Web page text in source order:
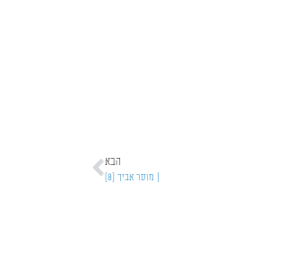
הבא
| מוסר אביך [8]